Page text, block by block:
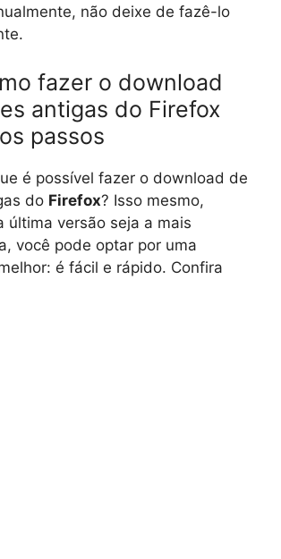
não deixe de fazê-lo
fazer o download
antigas do Firefox
passos
é possível fazer o download de
do Firefox? Isso mesmo,
última versão seja a mais
você pode optar por uma
é fácil e rápido. Confira